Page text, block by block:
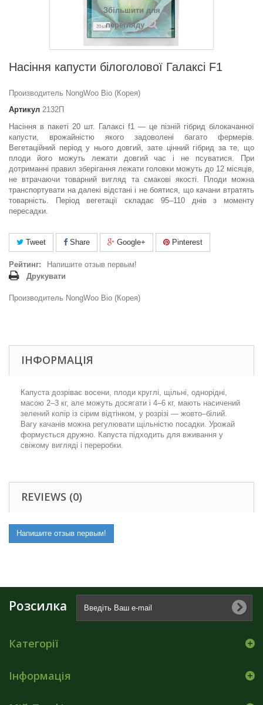
Збільшити для
перегляду
Насіння капусти білоголової Галаксі F1
Производитель NongWoo Bio (Корея)
Артикул 2132П
Насіння в пакеті 20 шт. Галаксі f1 — це пізній гібрид білокачанної
капусти, врожайністю якого задоволені багато фермерів.
Вегетаційний період у нього довгий, зате цінний гібрид за те, що
плоди його можуть лежати довгий час і не псуватися. При
дотриманні правил зберігання лежати головки можуть до 12 місяців,
не втрачаючи товарний вигляд та смакові якості. Плоди можна
транспортувати на далекі відстані і не боятися, що качани втратять
товарність. Період вегетації складає 95–110 днів з моменту
пересадки.
Tweet Share Google+ Pinterest
Рейтинг:
Напишите отзыв первым!
Друкувати
Производитель NongWoo Bio (Корея)
ІНФОРМАЦІЯ
Капуста дозріває восени, плоди круглі, щільні, однорідні,
масою 2–3 кг, але можуть досягати і 4–6 кг, мають насичений
зелений колір із сірим відтінком, у розрізі — жовто–білий.
Вагу качанів можна регулювати щільністю посадки. Урожай
формується дружно. Капуста підходить для вживання у
свіжому вигляді і переробки.
REVIEWS (0)
Напишите отзыв первым!
Розсилка
Категорії
Інформація